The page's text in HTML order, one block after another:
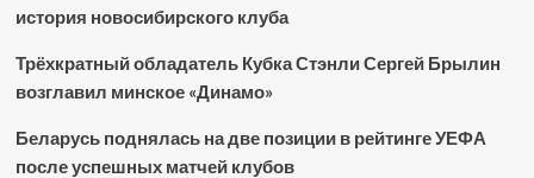
история новосибирского клуба
Трёхкратный обладатель Кубка Стэнли Сергей Брылин
возглавил минское «Динамо»
Беларусь поднялась на две позиции в рейтинге УЕФА
после успешных матчей клубов